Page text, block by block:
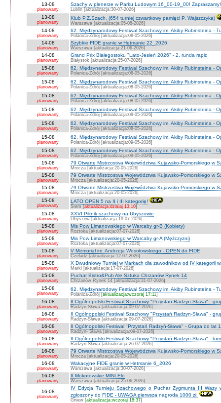
13-08
planowany
Szachy w plenerze w Parku Ludowym 16_00-19_00! Zapraszamy!
Lublin [aktualizacja:30-07-2026]
13-08
planowany
Klub P.Z.Szach. (654 turniej czwartkowy pamięci P. Wajszczyka)
Warszawa [aktualizacja:05-08-2026]
14-08
planowany
62. Międzynarodowy Festiwal Szachowy im. Akiby Rubinsteina -
Polanica-Zdrój [aktualizacja:08-05-2026]
14-08
planowany
Szybkie FIDE granie w Hetmanie 22_2026
Warszawa [aktualizacja:21-06-2026]
14-08
planowany
Grand Prix Białegostoku "Lato-Jesień 2026" - 2. runda rapid
Białystok [aktualizacja:25-07-2026]
15-08
planowany
62. Międzynarodowy Festiwal Szachowy im. Akiby Rubinsteina -
Polanica-Zdrój [aktualizacja:08-05-2026]
15-08
planowany
62. Międzynarodowy Festiwal Szachowy im. Akiby Rubinsteina -
Polanica-Zdrój [aktualizacja:08-05-2026]
15-08
planowany
62. Międzynarodowy Festiwal Szachowy im. Akiby Rubinsteina -
Polanica-Zdrój [aktualizacja:08-05-2026]
15-08
planowany
62. Międzynarodowy Festiwal Szachowy im. Akiby Rubinsteina -
Polanica-Zdrój [aktualizacja:09-05-2026]
15-08
planowany
62. Międzynarodowy Festiwal Szachowy im. Akiby Rubinsteina -
Polanica-Zdrój [aktualizacja:08-05-2026]
15-08
planowany
62. Międzynarodowy Festiwal Szachowy im. Akiby Rubinsteina -
Polanica-Zdrój [aktualizacja:09-05-2026]
15-08
planowany
62. Międzynarodowy Festiwal Szachowy im. Akiby Rubinsteina -
Polanica-Zdrój [aktualizacja:09-05-2026]
15-08
planowany
79 Otwarte Mistrzostwa Województwa Kujawsko-Pomorskiego w
Mrocza [aktualizacja:20-05-2026]
15-08
planowany
79 Otwarte Mistrzostwa Województwa Kujawsko-Pomorskiego w
Mrocza [aktualizacja:20-05-2026]
15-08
planowany
79 Otwarte Mistrzostwa Województwa Kujawsko-Pomorskiego w
Mrocza [aktualizacja:20-05-2026]
15-08
planowany
LATO OPEN 5 na II i III kategorię!
Śrem [aktualizacja:dzisiaj 13:10]
15-08
planowany
XXVI Piknik szachowy na Ubyszowie
Ubyszów [aktualizacja:19-07-2026]
15-08
planowany
Mis Pow Limanowskiego w Warcaby gr-B (Kobiety)
Roztoka [aktualizacja:07-07-2026]
15-08
planowany
Mis Pow Limanowskiego w Warcaby gr-A (Mężczyzni)
Roztoka [aktualizacja:07-07-2026]
15-08
planowany
V Memoriał im. Andrzeja Wesołowskiego - OPEN do FIDE
Czeladź [aktualizacja:12-07-2026]
15-08
planowany
X Dwudniowy Turniej w Markach dla zawodnikow od IV kategorii
Marki [aktualizacja:17-07-2026]
15-08
planowany
Puchar Bistro&Pub Ale Sztuka Chrzanów Rynek 14
Chrzanów Rynek 14 [aktualizacja:31-07-2026]
15-08
planowany
62. Międzynarodowy Festiwal Szachowy im. Akiby Rubinsteina -
Polanica-Zdrój [aktualizacja:wczoraj 17:11]
16-08
planowany
II Ogólnopolski Festiwal Szachowy "Przystan Radzyn-Sława" -
Radzyn-Sława [aktualizacja:09-07-2026]
16-08
planowany
II Ogólnopolski Festiwal Szachowy "Przystań Radzyn-Sława" -
Radzyn-Sława [aktualizacja:09-07-2026]
16-08
planowany
II Ogólnopolski Festiwal "Przystań Radzyń-Sława" - Grupa do lat
Radzyn- Sława [aktualizacja:09-07-2026]
16-08
planowany
II Ogólnopolski Festiwal Szachowy "Przystań Radzyn-Sława" -
Radzyń-Sława [aktualizacja:26-07-2026]
16-08
planowany
79 Otwarte Mistrzostwa Województwa Kujawsko-Pomorskiego w
Mrocza [aktualizacja:20-05-2026]
16-08
planowany
Wakacyjne FIDE granie w Hetmanie 6_2026
Warszawa [aktualizacja:30-07-2026]
16-08
planowany
II Mokotowskie MINI-Elo
Warszawa [aktualizacja:25-06-2026]
16-08
planowany
IV Edycja Turnieju Szachowego o Puchar Zygmunta III Wazy
zgłoszony do FIDE - UWAGA pierwsza nagroda 1000 zł.
Gniew [aktualizacja:wczoraj 18:37]